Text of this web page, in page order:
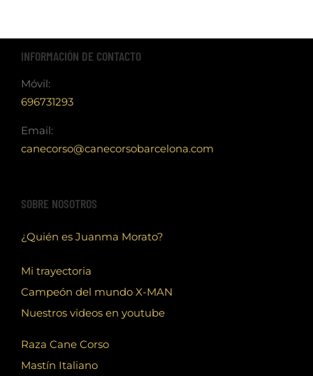
INFORMACIÓN DE CONTACTO
Móvil:
696731293
Email:
canecorso@canecorsobarcelona.com
SOBRE NOSOTROS
¿Quién es Juanma Morato?
Mi trayectoria
Campeón del mundo X-MAN
Nuestros videos en youtube
Raza Cane Corso
Mastín Italiano